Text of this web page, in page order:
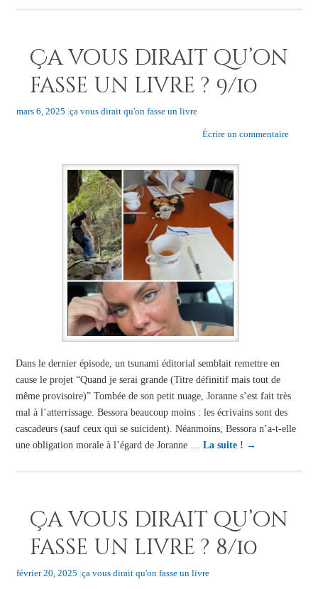
Ça vous dirait qu’on
fasse un livre ? 9/10
mars 6, 2025 |ça vous dirait qu'on fasse un livre
Écrire un commentaire
Dans le dernier épisode, un tsunami éditorial semblait remettre en
cause le projet “Quand je serai grande (Titre définitif mais tout de
même provisoire)” Tombée de son petit nuage, Joranne s’est fait très
mal à l’atterrissage. Bessora beaucoup moins : les écrivains sont des
cascadeurs (sauf ceux qui se suicident). Néanmoins, Bessora n’a-t-elle
une obligation morale à l’égard de Joranne … La suite ! →
Ça vous dirait qu’on
fasse un livre ? 8/10
février 20, 2025 |ça vous dirait qu'on fasse un livre